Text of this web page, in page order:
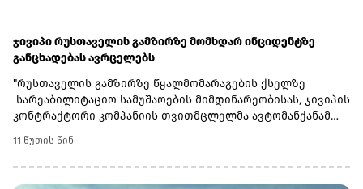
ჯივიპი რუსთაველის გამზირზე მომხდარ ინციდენტზე
განცხადებას ავრცელებს
"რუსთაველის გამზირზე წყალმომარაგების ქსელზე
სარეაბილიტაციო სამუშაოების მიმდინარეობისას, ჯივიპის
კონტრაქტორი კომპანიის თვითმცლელმა ავტომანქანამ
ჩამოშლა და ტექნიკის მოცურება გამოიწვია. მძღოლის
მიერ სატრანსპორტო საშუალების დამოუკიდებლად
გამოყვანის მცდელობისას ტრანშიის კიდე დამატებით
11 წუთის წინ